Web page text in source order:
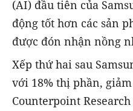
(AI) đầu tiên của
động tốt hơn các sản
được đón nhận nồng
Xếp thứ hai sau
với 18% thị phần,
Counterpoint